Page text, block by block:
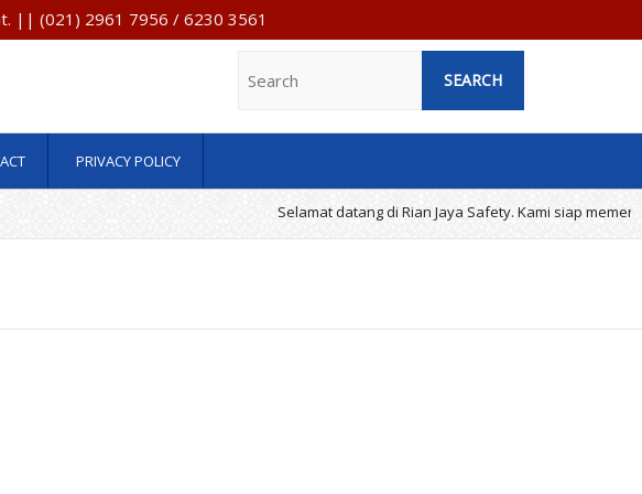
|| (021) 2961 7956 / 6230 3561
PRIVACY POLICY
Selamat datang di Rian Jaya Safety. Kami siap